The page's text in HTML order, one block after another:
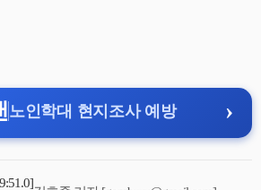
노인학대 현지조사 예방 ›